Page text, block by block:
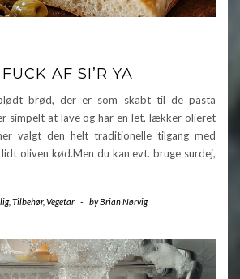
AF SI’R YA
brød, der er som skabt til de pasta
simpelt at lave og har en let, lækker olieret
valgt den helt traditionelle tilgang med
oliven kød.Men du kan evt. bruge surdej,
, Tilbehør, Vegetar - byBrian Nørvig